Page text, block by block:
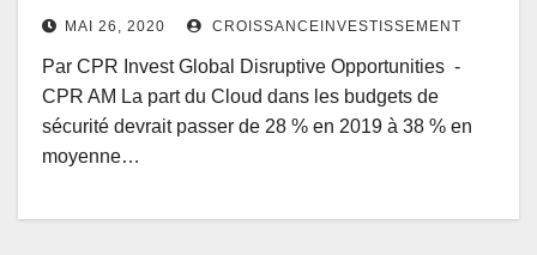
MAI 26, 2020 CROISSANCEINVESTISSEMENT
Par CPR Invest Global Disruptive Opportunities -
CPR AM La part du Cloud dans les budgets de
sécurité devrait passer de 28 % en 2019 à 38 % en
moyenne…